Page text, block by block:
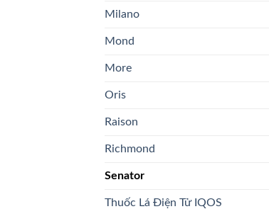
Milano
Mond
More
Oris
Raison
Richmond
Senator
Thuốc Lá Điện Tử IQOS